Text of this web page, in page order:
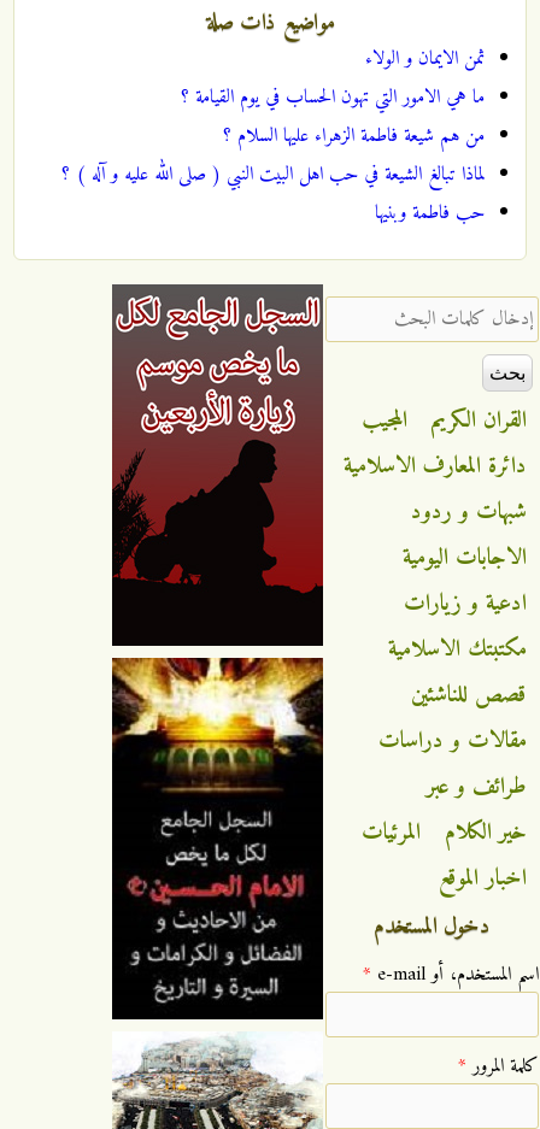
مواضيع ذات صلة
ثمن الايمان و الولاء
ما هي الامور التي تهون الحساب في يوم القيامة ؟
من هم شيعة فاطمة الزهراء عليها السلام ؟
لماذا تبالغ الشيعة في حب اهل البيت النبي ( صلى الله عليه و آله ) ؟
حب فاطمة وبنيها
‏إدخال كلمات البحث ‏
القران الكريم
المجيب
دائرة المعارف الاسلامية
شبهات و ردود
الاجابات اليومية
ادعية و زيارات
مكتبتك الاسلامية
قصص للناشئين
مقالات و دراسات
طرائف و عبر
خير الكلام
المرئيات
اخبار الموقع
دخول المستخدم
‏اسم المستخدم، أو e-mail ‏ *
‏كلمة المرور ‏*